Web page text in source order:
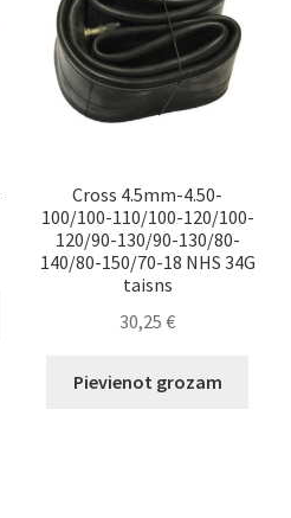
Cross 4.5mm-4.50-
100/100-110/100-120/100-
120/90-130/90-130/80-
140/80-150/70-18 NHS 34G
taisns
30,25€
Pievienot grozam